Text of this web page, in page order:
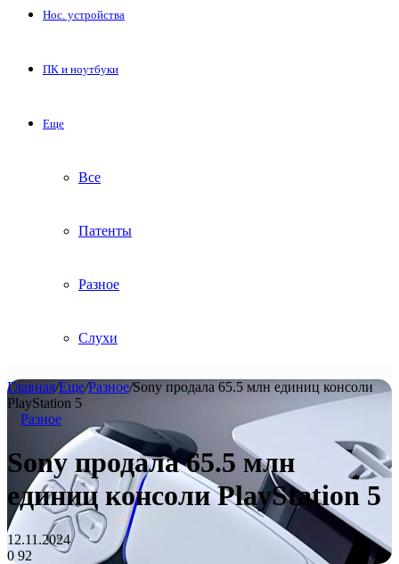
Нос. устройства
ПК и ноутбуки
Еще
Все
Патенты
Разное
Слухи
Главная/Еще/Разное/Sony продала 65.5 млн единиц консоли
PlayStation 5
Разное
Sony продала 65.5 млн
единиц консоли PlayStation 5
12.11.2024
0 92